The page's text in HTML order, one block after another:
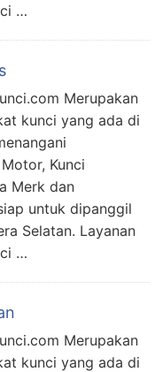
…
Merupakan
kunci yang ada di
Kunci
Merk dan
untuk dipanggil
Selatan. Layanan
…
Merupakan
kunci yang ada di